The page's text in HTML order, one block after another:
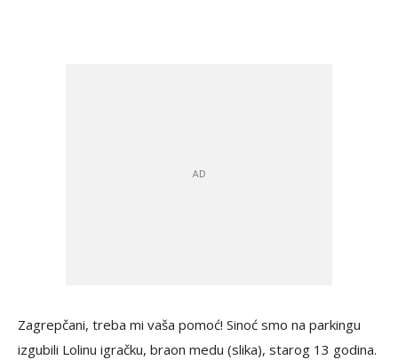
Zagrepčani, treba mi vaša pomoć! Sinoć smo na parkingu
izgubili Lolinu igračku, braon medu (slika), starog 13 godina.